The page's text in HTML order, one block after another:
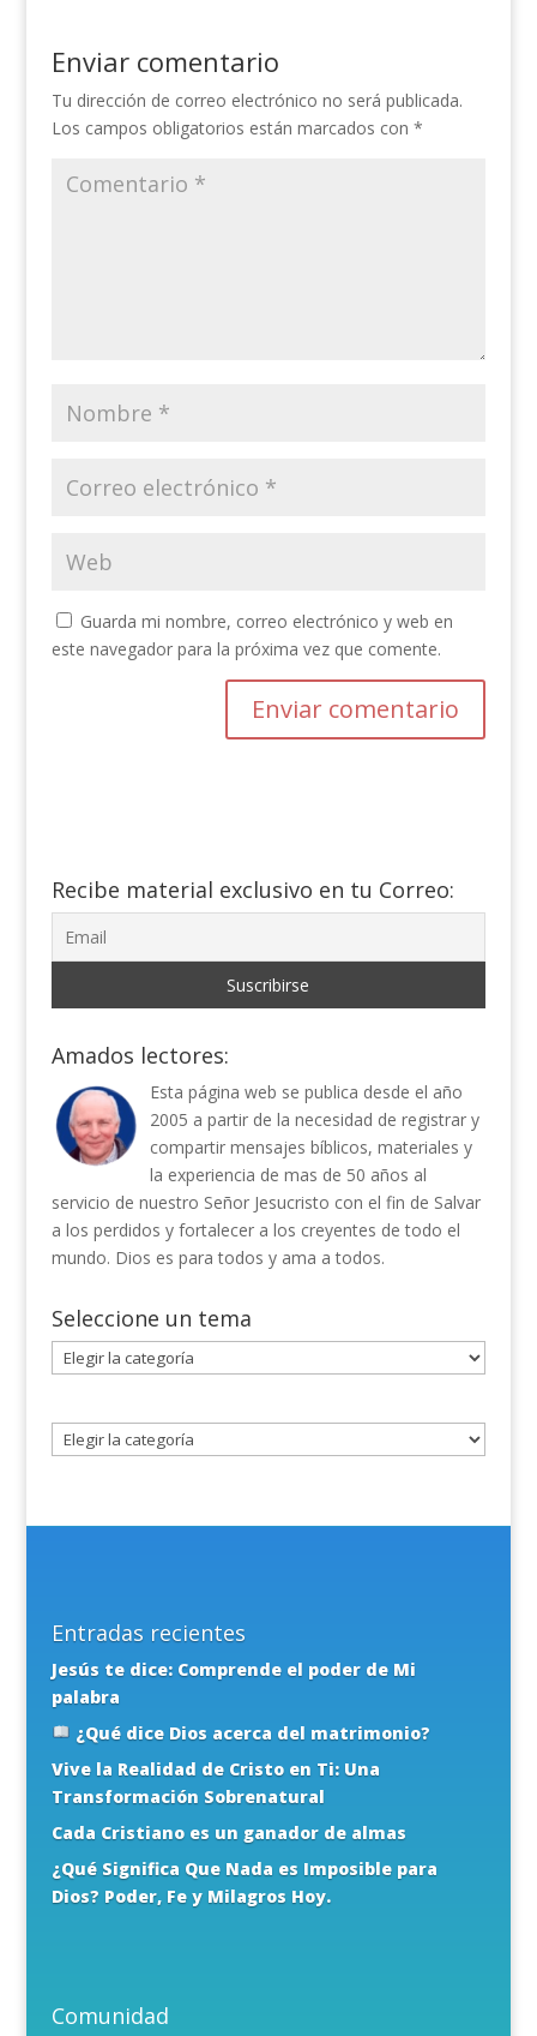
Enviar comentario
Tu dirección de correo electrónico no será publicada.
Los campos obligatorios están marcados con *
Guarda mi nombre, correo electrónico y web en
este navegador para la próxima vez que comente.
Recibe material exclusivo en tu Correo:
Amados lectores:
Esta página web se publica desde el año
2005 a partir de la necesidad de registrar y
compartir mensajes bíblicos, materiales y
la experiencia de mas de 50 años al
servicio de nuestro Señor Jesucristo con el fin de Salvar
a los perdidos y fortalecer a los creyentes de todo el
mundo. Dios es para todos y ama a todos.
Seleccione un tema
Seleccione
un
Entradas recientes
Jesús te dice: Comprende el poder de Mi
palabra
¿Qué dice Dios acerca del matrimonio?
Vive la Realidad de Cristo en Ti: Una
Transformación Sobrenatural
Cada Cristiano es un ganador de almas
¿Qué Significa Que Nada es Imposible para
Dios? Poder, Fe y Milagros Hoy.
Comunidad